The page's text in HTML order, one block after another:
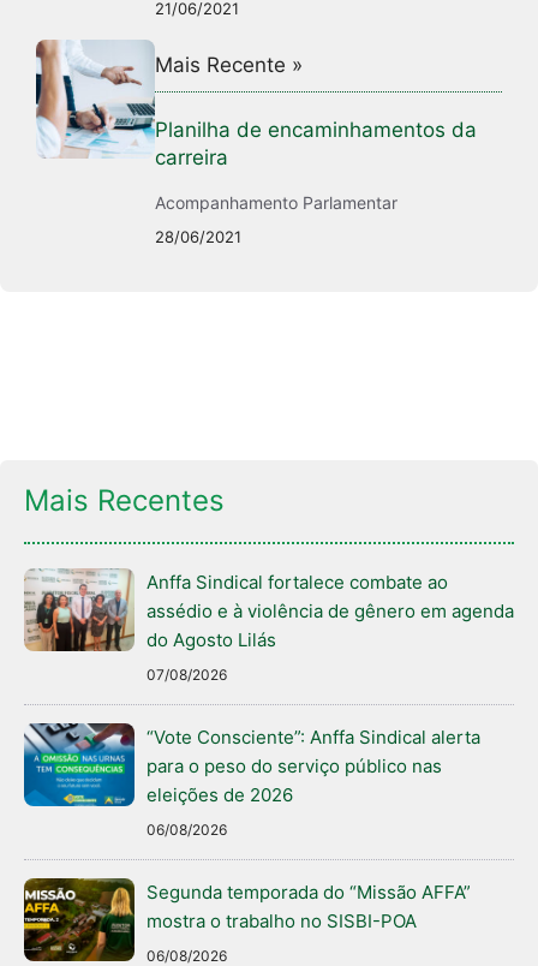
21/06/2021
Mais Recente »
Planilha de encaminhamentos da
carreira
Acompanhamento Parlamentar
28/06/2021
Mais Recentes
Anffa Sindical fortalece combate ao
assédio e à violência de gênero em agenda
do Agosto Lilás
07/08/2026
“Vote Consciente”: Anffa Sindical alerta
para o peso do serviço público nas
eleições de 2026
06/08/2026
Segunda temporada do “Missão AFFA”
mostra o trabalho no SISBI-POA
06/08/2026